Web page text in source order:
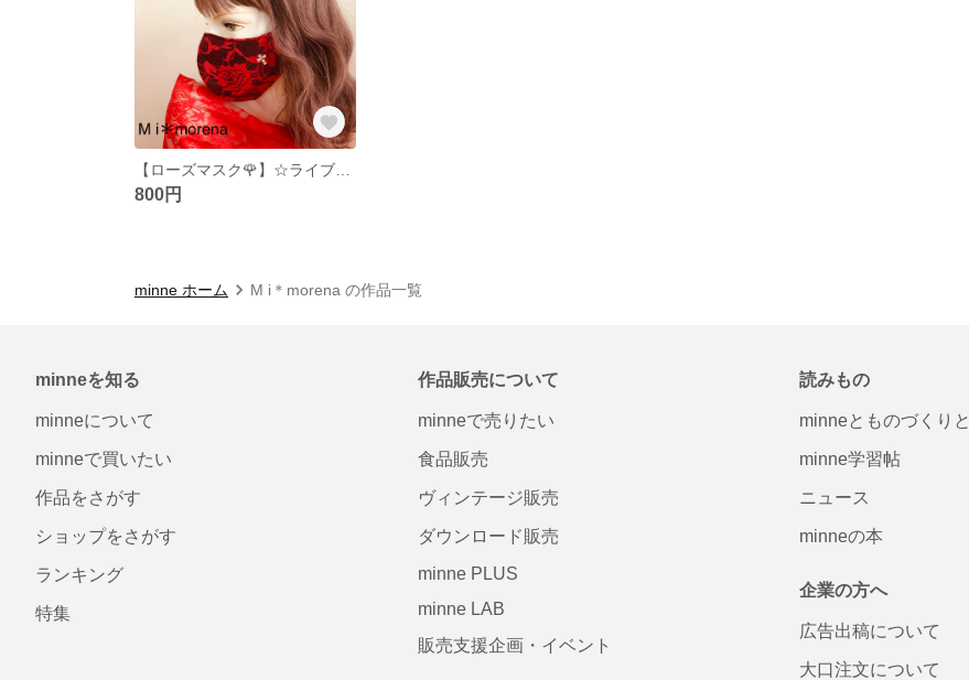
800円
minne ホーム M i＊morena の作品一覧
minneを知る
minneについて
minneで買いたい
作品をさがす
ショップをさがす
ランキング
特集
作品販売について
minneで売りたい
食品販売
ヴィンテージ販売
ダウンロード販売
minne PLUS
minne LAB
販売支援企画・イベント
読みもの
minneとものづくりと
minne学習帖
ニュース
minneの本
企業の方へ
広告出稿について
大口注文について